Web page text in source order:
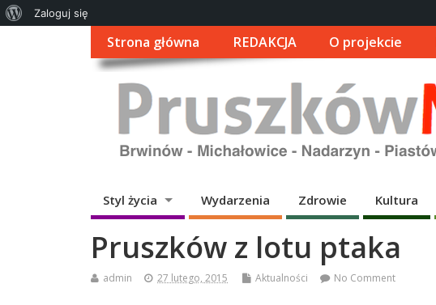
Strona główna REDAKCJA O projekcie
Styl życia Wydarzenia Zdrowie Kultura
Pruszków z lotu ptaka
admin 27 lutego, 2015 Aktualności No Comment
Zaloguj się